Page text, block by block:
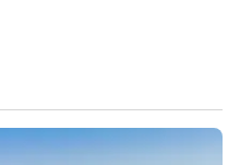
Lokalen som